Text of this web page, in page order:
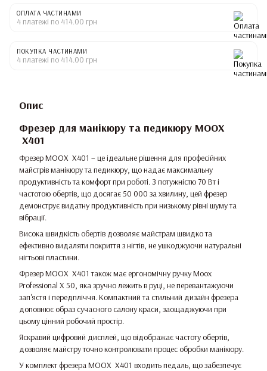
ОПЛАТА ЧАСТИНАМИ
4 платежі по 414.00 грн
ПОКУПКА ЧАСТИНАМИ
4 платежі по 414.00 грн
Опис
Фрезер для манікюру та педикюру MOOX
X401
Фрезер MOOX X401 – це ідеальне рішення для професійних
майстрів манікюру та педикюру, що надає максимальну
продуктивність та комфорт при роботі. З потужністю 70 Вт і
частотою обертів, що досягає 50 000 за хвилину, цей фрезер
демонструє видатну продуктивність при низькому рівні шуму та
вібрації.
Висока швидкість обертів дозволяє майстрам швидко та
ефективно видаляти покриття з нігтів, не ушкоджуючи натуральні
нігтьові пластини.
Фрезер MOOX X401 також має ергономічну ручку Moox
Professional X 50, яка зручно лежить в руці, не перевантажуючи
зап'ястя і передпліччя. Компактний та стильний дизайн фрезера
доповнює образ сучасного салону краси, заощаджуючи при
цьому цінний робочий простір.
Яскравий цифровий дисплей, що відображає частоту обертів,
дозволяє майстру точно контролювати процес обробки манікюру.
У комплект фрезера MOOX X401 входить педаль, що забезпечує